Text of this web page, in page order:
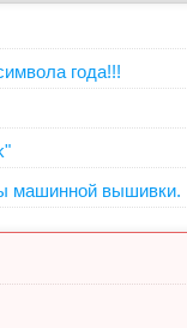
года!!!
машинной вышивки.